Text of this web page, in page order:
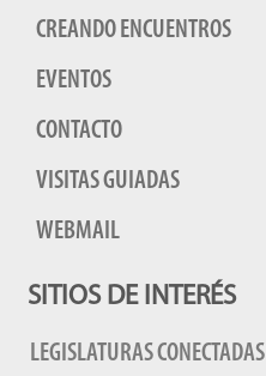
CREANDO ENCUENTROS
EVENTOS
CONTACTO
VISITAS GUIADAS
WEBMAIL
SITIOS DE INTERÉS
LEGISLATURAS CONECTADAS